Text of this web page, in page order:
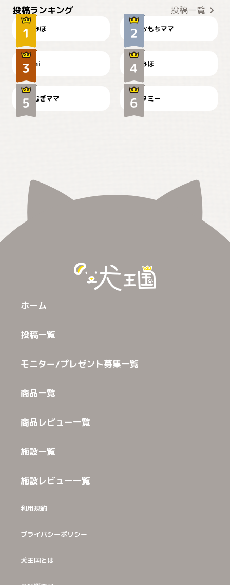
投稿ランキング 投稿一覧
みほ おもちママ
可愛い？
mi
見てるぞぉ
みほ
🌻とむぎ！
むぎママ
ドーベルマンのお友達邸に
て
タミー
ホーム
投稿一覧
モニター/プレゼント募集一覧
商品一覧
商品レビュー一覧
施設一覧
施設レビュー一覧
利用規約
プライバシーポリシー
犬王国とは